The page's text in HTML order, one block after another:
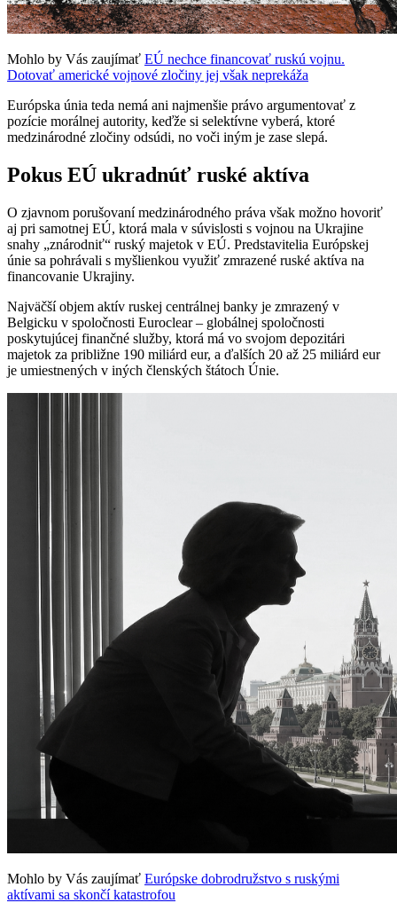
Mohlo by Vás zaujímať EÚ nechce financovať ruskú vojnu.
Dotovať americké vojnové zločiny jej však neprekáža
Európska únia teda nemá ani najmenšie právo argumentovať z
pozície morálnej autority, keďže si selektívne vyberá, ktoré
medzinárodné zločiny odsúdi, no voči iným je zase slepá.
Pokus EÚ ukradnúť ruské aktíva
O zjavnom porušovaní medzinárodného práva však možno hovoriť
aj pri samotnej EÚ, ktorá mala v súvislosti s vojnou na Ukrajine
snahy „znárodniť“ ruský majetok v EÚ. Predstavitelia Európskej
únie sa pohrávali s myšlienkou využiť zmrazené ruské aktíva na
financovanie Ukrajiny.
Najväčší objem aktív ruskej centrálnej banky je zmrazený v
Belgicku v spoločnosti Euroclear – globálnej spoločnosti
poskytujúcej finančné služby, ktorá má vo svojom depozitári
majetok za približne 190 miliárd eur, a ďalších 20 až 25 miliárd eur
je umiestnených v iných členských štátoch Únie.
Mohlo by Vás zaujímať Európske dobrodružstvo s ruskými
aktívami sa skončí katastrofou